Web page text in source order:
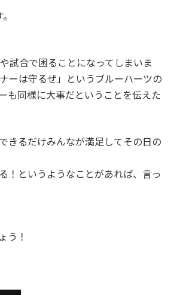
試合で困ることになってしまいま
ーは守るぜ」というブルーハーツの
も同様に大事だということを伝えた
きるだけみんなが満足してその日の
！というようなことがあれば、言っ
う！